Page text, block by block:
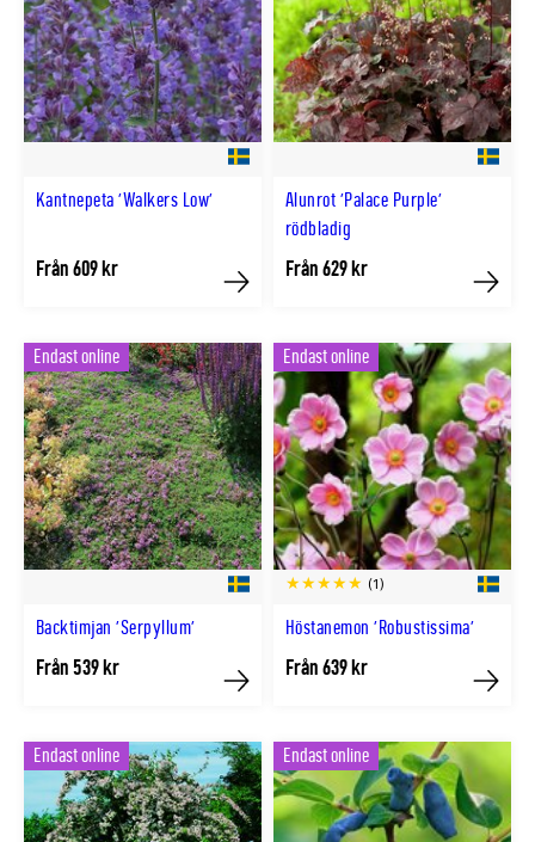
Kantnepeta 'Walkers Low'
Från 609 kr
Köp
Alunrot 'Palace Purple'
rödbladig
Från 629 kr
Köp
Backtimjan 'Serpyllum'
Endast online
Från 539 kr
Köp
Höstanemon 'Robustissima'
(1)
Endast online
Från 639 kr
Köp
Endast online Endast online